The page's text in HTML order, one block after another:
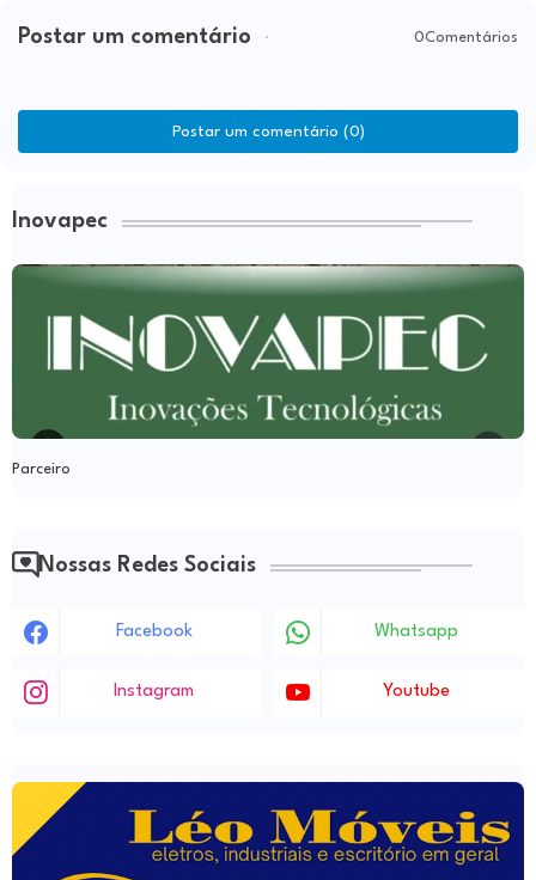
Postar um comentário 0Comentários
Postar um comentário (0)
Inovapec
Parceiro
Nossas Redes Sociais
Facebook Whatsapp
Instagram Youtube